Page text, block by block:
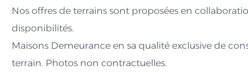
Nos offres de terrains sont proposées en
disponibilités.
Maisons Demeurance en sa qualité exclusive de
terrain. Photos non contractuelles.